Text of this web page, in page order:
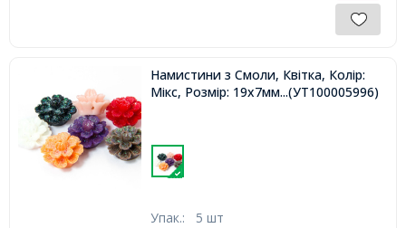
Намистини з Смоли, Квітка, Колір:
Мікс, Розмір: 19х7мм, Отвір 1мм,
...(УТ100005996)
Упак.: 5 шт